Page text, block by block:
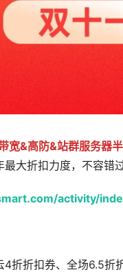
&高防&站群服务器半
最大折扣力度，不容错
activity/
折折扣券、全场6.5折